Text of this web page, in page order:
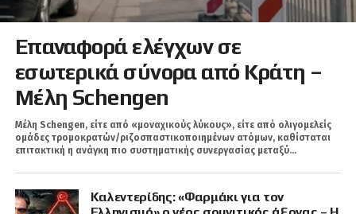
Επαναφορά ελέγχων σε
εσωτερικά σύνορα από Κράτη –
Μέλη Schengen
Μέλη Schengen, είτε από «μοναχικούς λύκους», είτε από ολιγομελείς
ομάδες τρομοκρατών/ριζοσπαστικοποιημένων ατόμων, καθίσταται
επιτακτική η ανάγκη πιο συστηματικής συνεργασίας μεταξύ...
Καλεντερίδης: «Φαρμάκι για τον